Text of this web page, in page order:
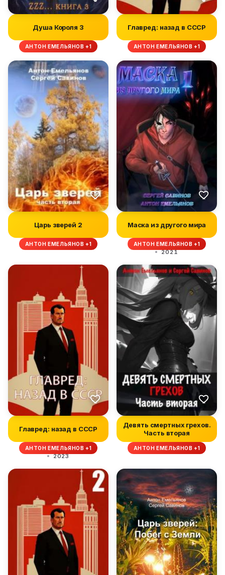
Душа Короля 3
АНТОН ЕМЕЛЬЯНОВ +1
Главред: назад в СССР
АНТОН ЕМЕЛЬЯНОВ +1
Царь зверей 2
АНТОН ЕМЕЛЬЯНОВ +1
Маска из другого мира
АНТОН ЕМЕЛЬЯНОВ +1
2021
Главред: назад в СССР
АНТОН ЕМЕЛЬЯНОВ +1
2023
Девять смертных грехов.
Часть вторая
АНТОН ЕМЕЛЬЯНОВ +1